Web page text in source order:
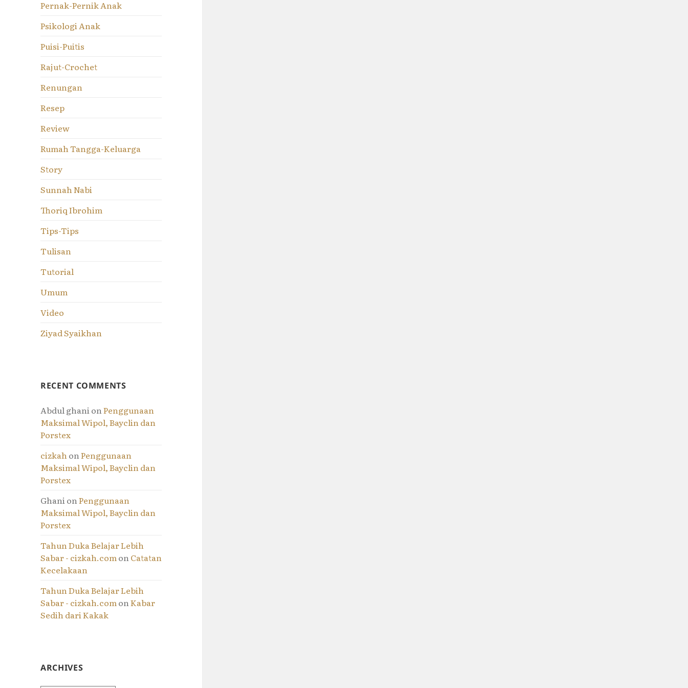
Pernak-Pernik Anak
Psikologi Anak
Puisi-Puitis
Rajut-Crochet
Renungan
Resep
Review
Rumah Tangga-Keluarga
Story
Sunnah Nabi
Thoriq Ibrohim
Tips-Tips
Tulisan
Tutorial
Umum
Video
Ziyad Syaikhan
RECENT COMMENTS
Abdul ghanionPenggunaan
Maksimal Wipol, Bayclin dan
Porstex
cizkahonPenggunaan
Maksimal Wipol, Bayclin dan
Porstex
GhanionPenggunaan
Maksimal Wipol, Bayclin dan
Porstex
Tahun Duka Belajar Lebih
Sabar - cizkah.comonCatatan
Kecelakaan
Tahun Duka Belajar Lebih
Sabar - cizkah.comonKabar
Sedih dari Kakak
ARCHIVES